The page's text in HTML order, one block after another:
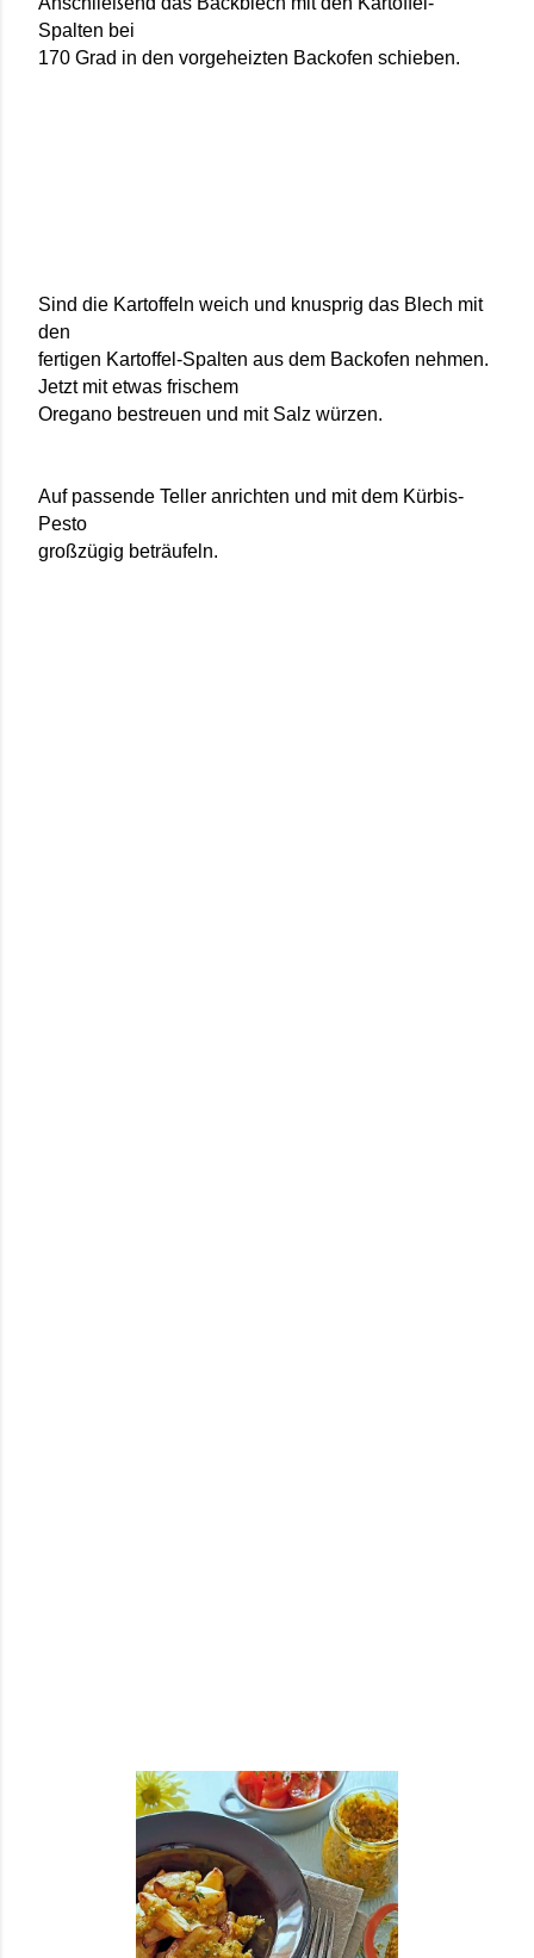
Spalten bei
170 Grad in den vorgeheizten Backofen schieben.
Sind die Kartoffeln weich und knusprig das Blech mit
den
fertigen Kartoffel-Spalten aus dem Backofen nehmen.
Jetzt mit etwas frischem
Oregano bestreuen und mit Salz würzen.
Auf passende Teller anrichten und mit dem Kürbis-
Pesto
großzügig beträufeln.